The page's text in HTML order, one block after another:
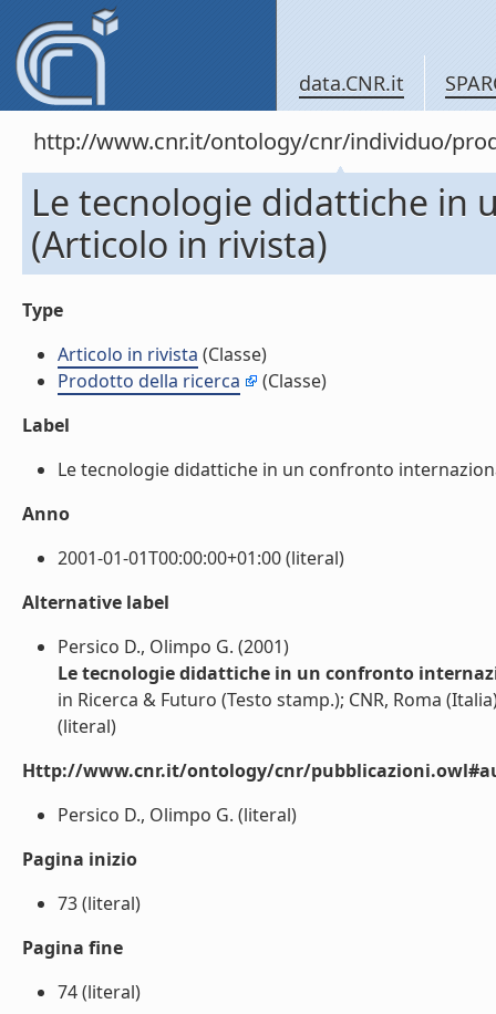
data.CNR.it
http://www.cnr.it/ontology/cnr/individuo/
Le tecnologie didattiche in
(Articolo in rivista)
Type
Articolo in rivista (Classe)
Prodotto della ricerca
(Classe)
Label
Le tecnologie didattiche in un confronto
Anno
2001-01-01T00:00:00+01:00 (literal)
Alternative label
Persico D., Olimpo G. (2001)
Le tecnologie didattiche in un confronto
in Ricerca & Futuro (Testo stamp.); CNR, Roma
(literal)
Http://www.cnr.it/ontology/cnr/
Persico D., Olimpo G. (literal)
Pagina inizio
73 (literal)
Pagina fine
74 (literal)